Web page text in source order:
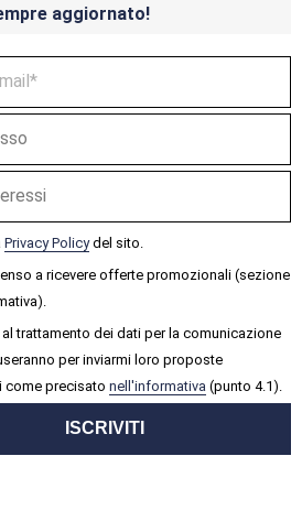
aggiornato!
Privacy Policydel sito.
a ricevere offerte promozionali (sezione
trattamento dei dati per la comunicazione
per inviarmi loro proposte
come precisato nell'informativa (punto 4.1).
ISCRIVITI